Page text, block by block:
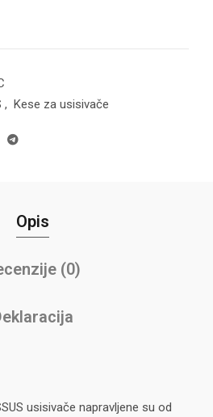
, Kese za usisivače
Opis
(0)
usisivače napravljene su od